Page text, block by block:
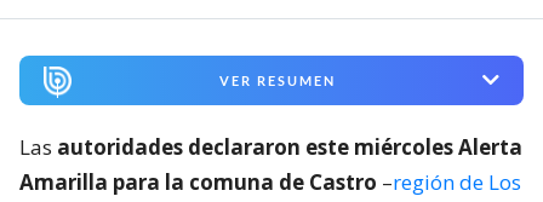
VER RESUMEN
Las autoridades declararon este miércoles Alerta
Amarilla para la comuna de Castro –región de Los